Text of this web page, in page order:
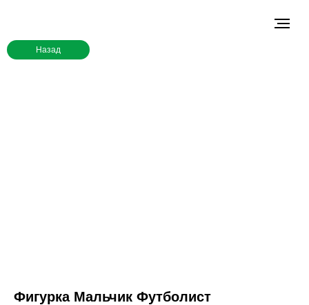
Назад
Фигурка Мальчик Футболист